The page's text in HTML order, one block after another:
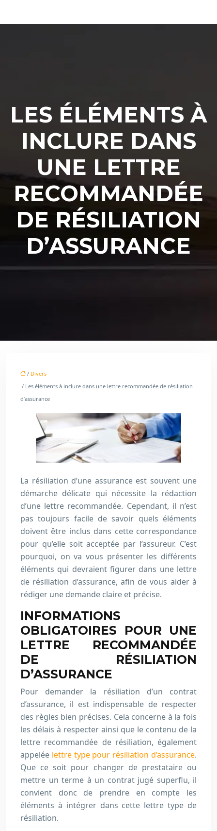
LES ÉLÉMENTS À
INCLURE DANS
UNE LETTRE
RECOMMANDÉE
DE RÉSILIATION
D’ASSURANCE
/ Divers
/ Les éléments à inclure dans une lettre recommandée de résiliation
d’assurance
La résiliation d’une assurance est souvent une
démarche délicate qui nécessite la rédaction
d’une lettre recommandée. Cependant, il n’est
pas toujours facile de savoir quels éléments
doivent être inclus dans cette correspondance
pour qu’elle soit acceptée par l’assureur. C’est
pourquoi, on va vous présenter les différents
éléments qui devraient figurer dans une lettre
de résiliation d’assurance, afin de vous aider à
rédiger une demande claire et précise.
INFORMATIONS
OBLIGATOIRES POUR UNE
LETTRE RECOMMANDÉE
DE RÉSILIATION
D’ASSURANCE
Pour demander la résiliation d’un contrat
d’assurance, il est indispensable de respecter
des règles bien précises. Cela concerne à la fois
les délais à respecter ainsi que le contenu de la
lettre recommandée de résiliation, également
appelée lettre type pour résiliation d’assurance.
Que ce soit pour changer de prestataire ou
mettre un terme à un contrat jugé superflu, il
convient donc de prendre en compte les
éléments à intégrer dans cette lettre type de
résiliation.